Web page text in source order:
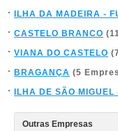
ILHA DA MADEIRA -
CASTELO BRANCO
VIANA DO CASTELO
BRAGANÇA (5
ILHA DE SÃO